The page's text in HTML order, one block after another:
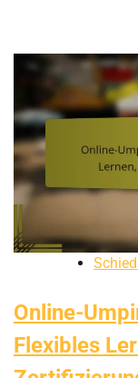
Online-
Flexibles